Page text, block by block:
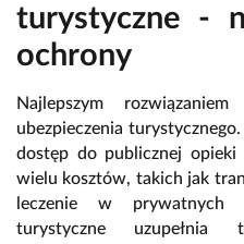
turystyczne -
ochrony
Najlepszym
ubezpieczenia
dostęp do publicznej
wielu kosztów, takich jak
leczenie w prywatnych
turystyczne uzupełnia